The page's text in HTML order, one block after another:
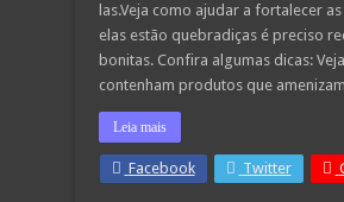
las.Veja como ajudar a fortalecer
elas estão quebradiças é preciso
bonitas. Confira algumas dicas:
contenham produtos que
Leia mais
Facebook Twitter